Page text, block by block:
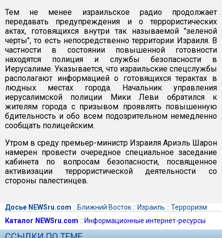
Тем не менее израильское радио продолжает
передавать предупреждения и о террористических
актах, готовящихся внутри так называемой "зеленой
черты", то есть непосредственно территории Израиля. В
частности в состоянии повышенной готовности
находятся полиция и службы безопасности в
Иерусалиме. Указывается, что израильские спецслужбы
располагают информацией о готовящихся терактах в
людных местах города. Начальник управления
иерусалимской полиции Мики Леви обратился к
жителям города с призывом проявлять повышенную
бдительность и обо всем подозрительном немедленно
сообщать полицейским.
Утром в среду премьер-министр Израиля Ариэль Шарон
намерен провести очередное специальное заседание
кабинета по вопросам безопасности, посвященное
активизации террористической деятельности со
стороны палестинцев.
Досье NEWSru.com :: Ближний Восток:: Израиль :: Терроризм
Каталог NEWSru.com :: Информационные интернет-ресурсы